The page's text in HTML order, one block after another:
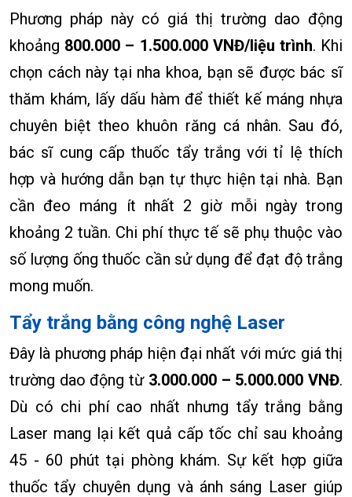
Phương pháp này có giá thị trường dao động
khoảng 800.000 – 1.500.000 VNĐ/liệu trình. Khi
chọn cách này tại nha khoa, bạn sẽ được bác sĩ
thăm khám, lấy dấu hàm để thiết kế máng nhựa
chuyên biệt theo khuôn răng cá nhân. Sau đó,
bác sĩ cung cấp thuốc tẩy trắng với tỉ lệ thích
hợp và hướng dẫn bạn tự thực hiện tại nhà. Bạn
cần đeo máng ít nhất 2 giờ mỗi ngày trong
khoảng 2 tuần. Chi phí thực tế sẽ phụ thuộc vào
số lượng ống thuốc cần sử dụng để đạt độ trắng
mong muốn.
Tẩy trắng bằng công nghệ Laser
Đây là phương pháp hiện đại nhất với mức giá thị
trường dao động từ 3.000.000 – 5.000.000 VNĐ.
Dù có chi phí cao nhất nhưng tẩy trắng bằng
Laser mang lại kết quả cấp tốc chỉ sau khoảng
45 - 60 phút tại phòng khám. Sự kết hợp giữa
thuốc tẩy chuyên dụng và ánh sáng Laser giúp